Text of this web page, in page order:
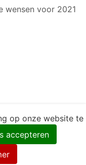
op onze website te
accepteren
wensen voor 2021
eerlijke
door